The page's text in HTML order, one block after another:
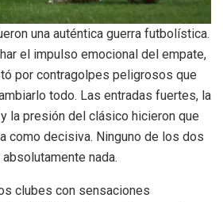
una auténtica guerra futbolística.
el impulso emocional del empate,
por contragolpes peligrosos que
todo. Las entradas fuertes, la
la presión del clásico hicieron que
como decisiva. Ninguno de los dos
nada.
clubes con sensaciones